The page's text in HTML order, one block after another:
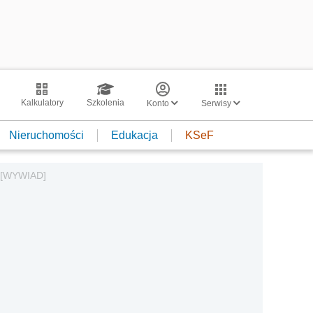
Kalkulatory Szkolenia Konto Serwisy
Nieruchomości Edukacja KSeF